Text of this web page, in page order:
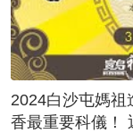
2024白沙屯媽祖
香最重要科儀！